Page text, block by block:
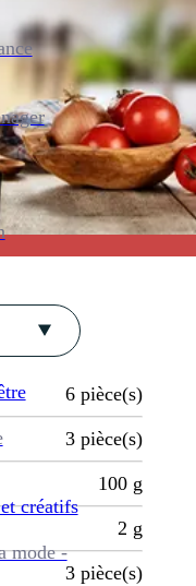
créatifs
mode -
6 pièce(s)
3 pièce(s)
100 g
2 g
3 pièce(s)